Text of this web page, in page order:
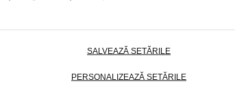
SALVEAZĂ SETĂRILE
PERSONALIZEAZĂ SETĂRILE
Preț redus: 46.74 Lei